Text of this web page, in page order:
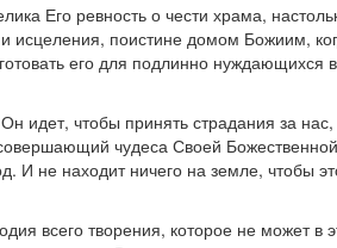
Его ревность о чести храма,
исцеления, поистине домом Божиим,
его для подлинно
чтобы принять страдания за
чудеса Своей
И не находит ничего на земле,
всего творения, которое не может в